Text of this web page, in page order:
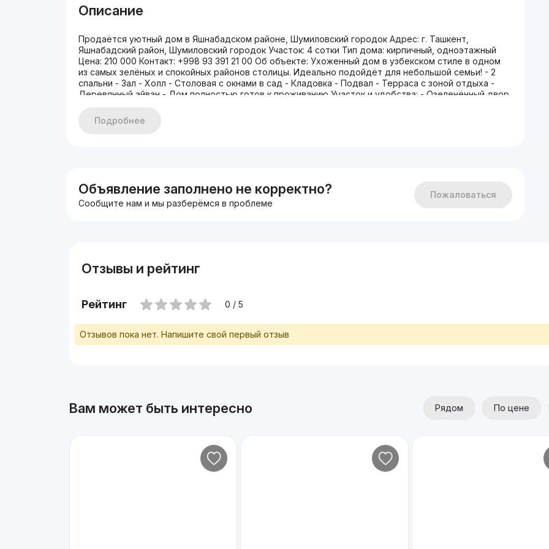
Описание
Продаётся уютный дом в Яшнабадском районе, Шумиловский городок Адрес: г. Ташкент,
Яшнабадский район, Шумиловский городок Участок: 4 сотки Тип дома: кирпичный, одноэтажный
Цена: 210 000 Контакт: +998 93 391 21 00 Об объекте: Ухоженный дом в узбекском стиле в одном
из самых зелёных и спокойных районов столицы. Идеально подойдёт для небольшой семьи! - 2
спальни - Зал - Холл - Столовая с окнами в сад - Кладовка - Подвал - Терраса с зоной отдыха -
Деревянный айван - Дом полностью готов к проживанию Участок и удобства: - Озеленённый двор
Парковочное место - Видеонаблюдение (камеры) - Wi-Fi Документы и просмотр: Все документы в
порядке. Просмотр возможен в любое удобное для вас время! Звоните: +998 93 391 21 00
Подробнее
Объявление заполнено не корректно?
Сообщите нам и мы разберёмся в проблеме
Пожаловаться
Отзывы и рейтинг
Рейтинг 0 / 5
Отзывов пока нет. Напишите свой первый отзыв
Вам может быть интересно Рядом По цене